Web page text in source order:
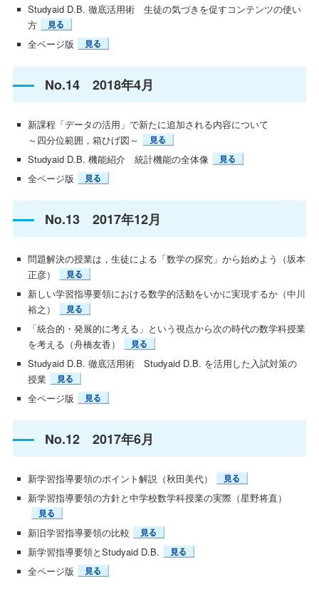
Studyaid D.B. 徹底活用術 生徒の気づきを促すコンテンツの使い
方
全ページ版
No.14 2018年4月
新課程「データの活用」で新たに追加される内容について
～四分位範囲，箱ひげ図～
Studyaid D.B. 機能紹介 統計機能の全体像
全ページ版
No.13 2017年12月
問題解決の授業は，生徒による「数学の探究」から始めよう（坂本
正彦）
新しい学習指導要領における数学的活動をいかに実現するか（中川
裕之）
「統合的・発展的に考える」という視点から次の時代の数学科授業
を考える（舟橋友香）
Studyaid D.B. 徹底活用術 Studyaid D.B. を活用した入試対策の
授業
全ページ版
No.12 2017年6月
新学習指導要領のポイント解説（秋田美代）
新学習指導要領の方針と中学校数学科授業の実際（星野将直）
新旧学習指導要領の比較
新学習指導要領とStudyaid D.B.
全ページ版